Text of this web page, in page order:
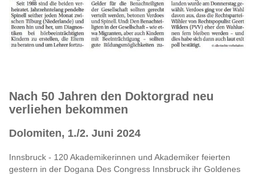
Nach 50 Jahren den Doktorgrad neu
verliehen bekommen
Dolomiten, 1./2. Juni 2024
Innsbruck - 120 Akademikerinnen und Akademiker feierten
gestern in der Dogana Des Congress Innsbruck ihr Goldenes